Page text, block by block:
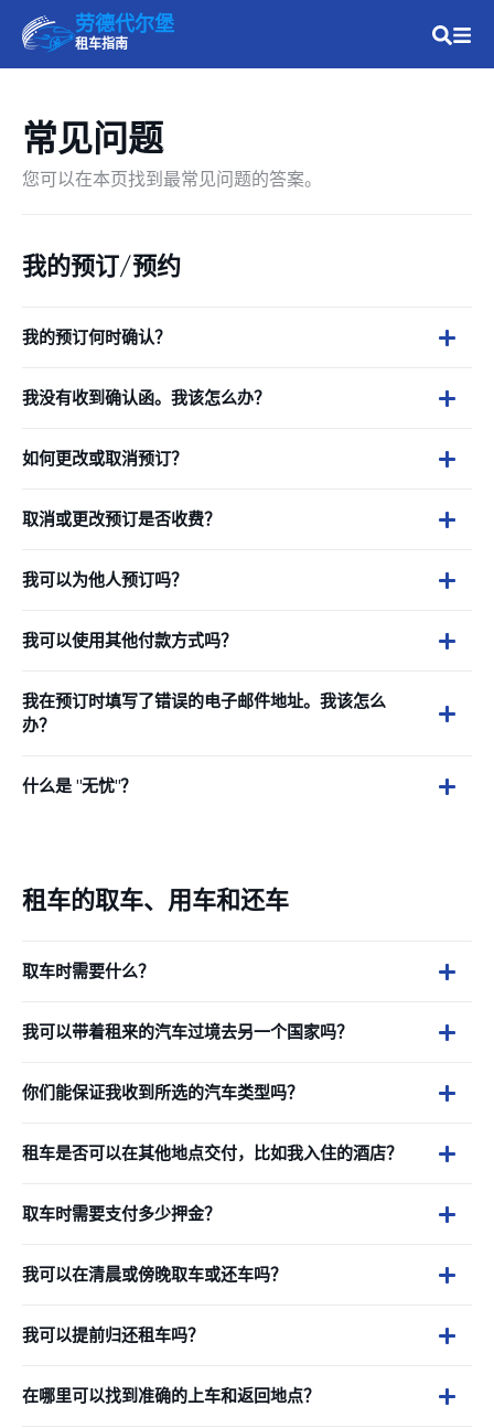
劳德代尔堡
租车指南
常见问题
您可以在本页找到最常见问题的答案。
我的预订/预约
我的预订何时确认？
我没有收到确认函。我该怎么办？
如何更改或取消预订？
取消或更改预订是否收费？
我可以为他人预订吗？
我可以使用其他付款方式吗？
我在预订时填写了错误的电子邮件地址。我该怎么
办？
什么是 "无忧"？
租车的取车、用车和还车
取车时需要什么？
我可以带着租来的汽车过境去另一个国家吗？
你们能保证我收到所选的汽车类型吗？
租车是否可以在其他地点交付，比如我入住的酒店？
取车时需要支付多少押金？
我可以在清晨或傍晚取车或还车吗？
我可以提前归还租车吗？
在哪里可以找到准确的上车和返回地点？